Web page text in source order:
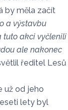
by měla začít
a výstavbu
tuto akci vyčlenili
ale nakonec
ředitel Lesů
už od jeho
lety byl